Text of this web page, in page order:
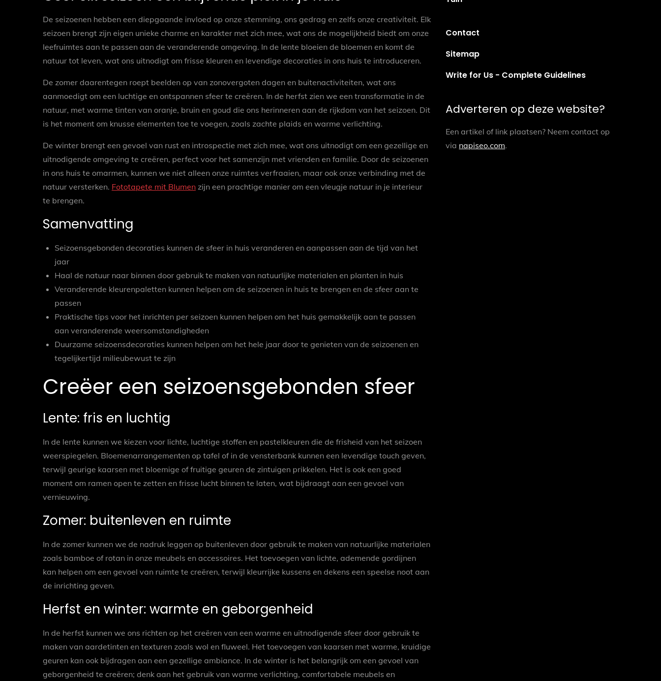
De seizoenen hebben een diepgaande invloed op onze stemming, ons gedrag en zelfs onze creativiteit. Elk
seizoen brengt zijn eigen unieke charme en karakter met zich mee, wat ons de mogelijkheid biedt om onze
leefruimtes aan te passen aan de veranderende omgeving. In de lente bloeien de bloemen en komt de
natuur tot leven, wat ons uitnodigt om frisse kleuren en levendige decoraties in ons huis te introduceren.
De zomer daarentegen roept beelden op van zonovergoten dagen en buitenactiviteiten, wat ons
aanmoedigt om een luchtige en ontspannen sfeer te creëren. In de herfst zien we een transformatie in de
natuur, met warme tinten van oranje, bruin en goud die ons herinneren aan de rijkdom van het seizoen. Dit
is het moment om knusse elementen toe te voegen, zoals zachte plaids en warme verlichting.
De winter brengt een gevoel van rust en introspectie met zich mee, wat ons uitnodigt om een gezellige en
uitnodigende omgeving te creëren, perfect voor het samenzijn met vrienden en familie. Door de seizoenen
in ons huis te omarmen, kunnen we niet alleen onze ruimtes verfraaien, maar ook onze verbinding met de
natuur versterken. Fototapete mit Blumen zijn een prachtige manier om een vleugje natuur in je interieur
te brengen.
Samenvatting
Seizoensgebonden decoraties kunnen de sfeer in huis veranderen en aanpassen aan de tijd van het
jaar
Haal de natuur naar binnen door gebruik te maken van natuurlijke materialen en planten in huis
Veranderende kleurenpaletten kunnen helpen om de seizoenen in huis te brengen en de sfeer aan te
passen
Praktische tips voor het inrichten per seizoen kunnen helpen om het huis gemakkelijk aan te passen
aan veranderende weersomstandigheden
Duurzame seizoensdecoraties kunnen helpen om het hele jaar door te genieten van de seizoenen en
tegelijkertijd milieubewust te zijn
Creëer een seizoensgebonden sfeer
Lente: fris en luchtig
In de lente kunnen we kiezen voor lichte, luchtige stoffen en pastelkleuren die de frisheid van het seizoen
weerspiegelen. Bloemenarrangementen op tafel of in de vensterbank kunnen een levendige touch geven,
terwijl geurige kaarsen met bloemige of fruitige geuren de zintuigen prikkelen. Het is ook een goed
moment om ramen open te zetten en frisse lucht binnen te laten, wat bijdraagt aan een gevoel van
vernieuwing.
Zomer: buitenleven en ruimte
In de zomer kunnen we de nadruk leggen op buitenleven door gebruik te maken van natuurlijke materialen
zoals bamboe of rotan in onze meubels en accessoires. Het toevoegen van lichte, ademende gordijnen
kan helpen om een gevoel van ruimte te creëren, terwijl kleurrijke kussens en dekens een speelse noot aan
de inrichting geven.
Herfst en winter: warmte en geborgenheid
In de herfst kunnen we ons richten op het creëren van een warme en uitnodigende sfeer door gebruik te
maken van aardetinten en texturen zoals wol en fluweel. Het toevoegen van kaarsen met warme, kruidige
geuren kan ook bijdragen aan een gezellige ambiance. In de winter is het belangrijk om een gevoel van
geborgenheid te creëren; denk aan het gebruik van warme verlichting, comfortabele meubels en
Contact
Sitemap
Write for Us - Complete Guidelines
Adverteren op deze website?
Een artikel of link plaatsen? Neem contact op
via napiseo.com.